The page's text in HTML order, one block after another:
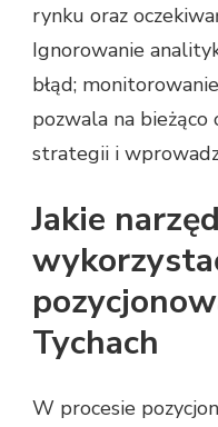
rynku oraz
Ignorowanie
błąd;
pozwala na bieżąco
strategii i
Jakie
Tychach
W procesie